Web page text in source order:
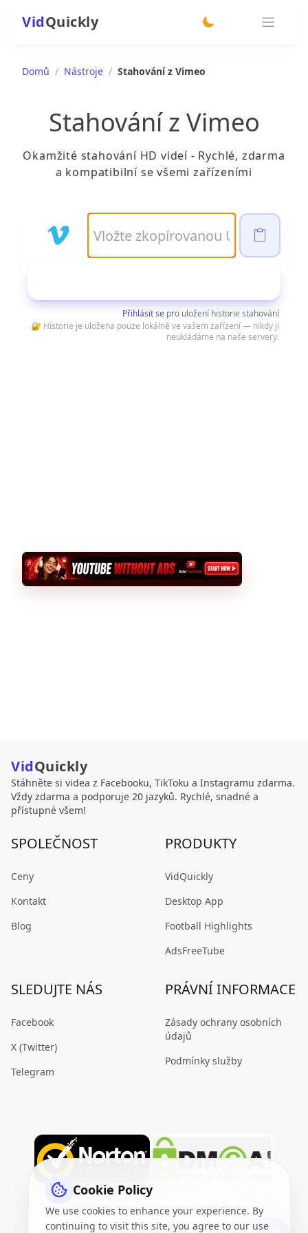
VidQuickly
Domů / Nástroje / Stahování z Vimeo
Stahování z Vimeo
Okamžité stahování HD videí - Rychlé, zdarma
a kompatibilní se všemi zařízeními
Přihlásit se pro uložení historie stahování
🔐 Historie je uložena pouze lokálně ve vašem zařízení — nikdy ji
neukládáme na naše servery.
VidQuickly
Stáhněte si videa z Facebooku, TikToku a Instagramu zdarma.
Vždy zdarma a podporuje 20 jazyků. Rychlé, snadné a
přístupné všem!
SPOLEČNOST
Ceny
Kontakt
Blog
PRODUKTY
VidQuickly
Desktop App
Football Highlights
AdsFreeTube
SLEDUJTE NÁS
Facebook
X (Twitter)
Telegram
PRÁVNÍ INFORMACE
Zásady ochrany osobních
údajů
Podmínky služby
Cookie Policy
We use cookies to enhance your experience. By
continuing to visit this site, you agree to our use